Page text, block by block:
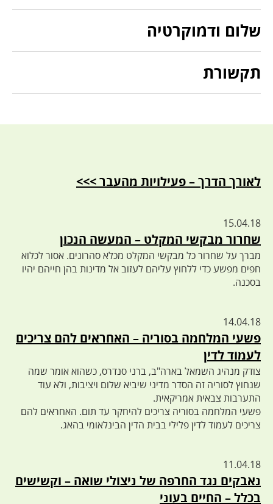
שלום ודמוקרטיה
תקשורת
לאורך הדרך – פעילויות מהעבר >>>
15.04.18
שחרור מבקשי המקלט – המעשה הנכון
מברך על שחרור כל מבקשי המקלט מכלא סהרונים. אסור לכלוא
חפים מפשע כדי ללחוץ עליהם לעזוב אל מדינות בהן חייהם יהיו
בסכנה.
14.04.18
פשעי המלחמה בסוריה – האחראים להם צריכים
לעמוד לדין
צודק מנהיג השמאל בארה"ב, ברני סנדרס, כשהוא אומר שמה
שנחוץ לסוריה זה הסדר מדיני שיביא שלום ויציבות, ולא עוד
התערבות צבאית אמריקאית.
פשעי המלחמה בסוריה צריכים להיחקר עד תום. האחראים להם
צריכים לעמוד לדין פלילי בבית הדין הבינלאומי בהאג.
11.04.18
נאבקים נגד החרפה של ניצולי שואה – וקשישים
בכלל – החיים בעוני